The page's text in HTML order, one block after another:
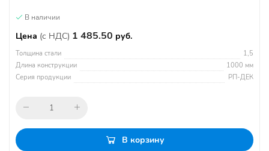
В наличии
Цена (с НДС) 1 485.50 руб.
Толщина стали
1,5
Длина конструкции
1000 мм
Серия продукции
РП-ДЕК
В корзину